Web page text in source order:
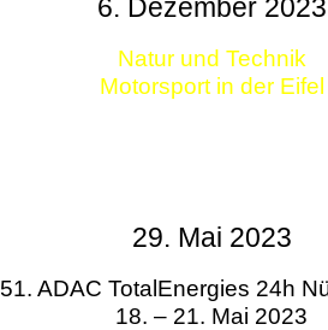
6. Dezember 2023
Natur und Technik
Motorsport in der Eifel
29. Mai 2023
51. ADAC TotalEnergies 24h
18. – 21. Mai 2023